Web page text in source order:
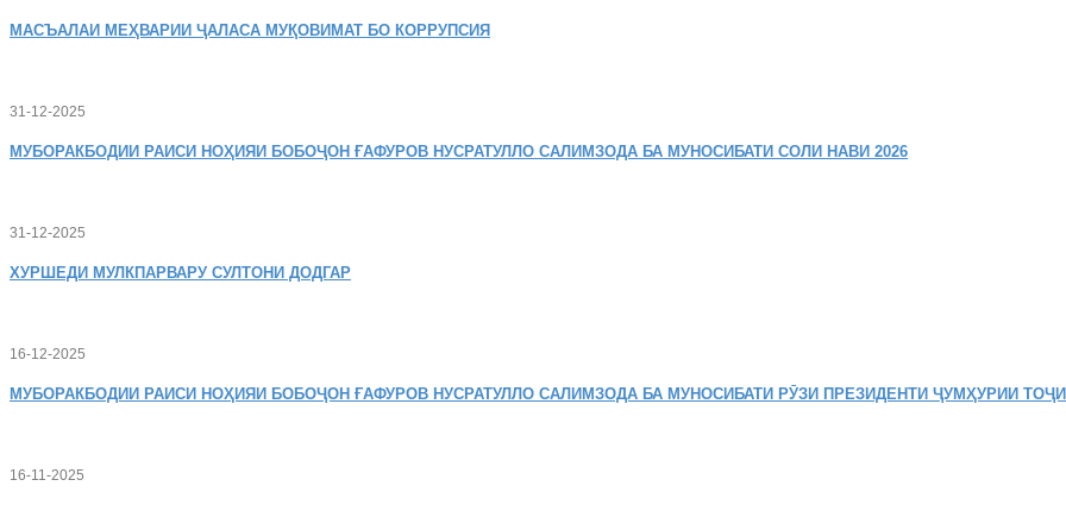
МАСЪАЛАИ МЕҲВАРИИ ҶАЛАСА МУҚОВИМАТ БО КОРРУПСИЯ
31-12-2025
МУБОРАКБОДИИ РАИСИ НОҲИЯИ БОБОҶОН ҒАФУРОВ НУСРАТУЛЛО САЛИМЗОДА БА МУНОСИБАТИ СОЛИ НАВИ 2026
31-12-2025
ХУРШЕДИ МУЛКПАРВАРУ СУЛТОНИ ДОДГАР
16-12-2025
МУБОРАКБОДИИ РАИСИ НОҲИЯИ БОБОҶОН ҒАФУРОВ НУСРАТУЛЛО САЛИМЗОДА БА МУНОСИБАТИ РӮЗИ ПРЕЗИДЕНТИ ҶУМҲУРИИ
16-11-2025